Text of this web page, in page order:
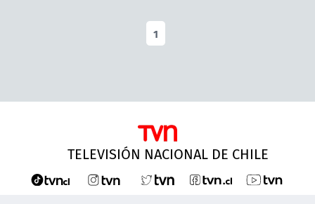
1
TELEVISIÓN NACIONAL DE CHILE